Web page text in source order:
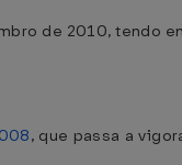
de 2010, tendo
, que passa a